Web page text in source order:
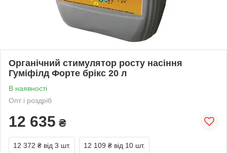
Органічний стимулятор росту насіння
Гуміфілд Форте брікс 20 л
В наявності
Опт і роздріб
12 635 ₴
12 372 ₴ від 3 шт. 12 109 ₴ від 10 шт.